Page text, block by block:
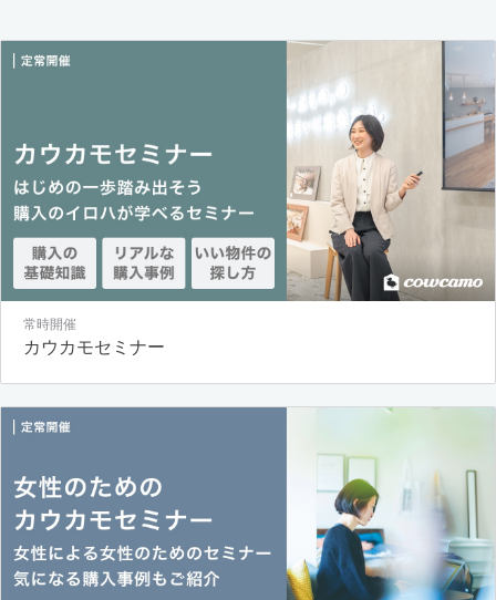
常時開催
カウカモセミナー